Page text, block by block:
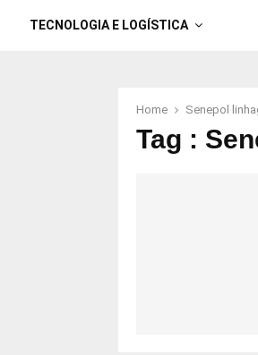
TECNOLOGIA E LOGÍSTICA
Home Senepol
Tag :